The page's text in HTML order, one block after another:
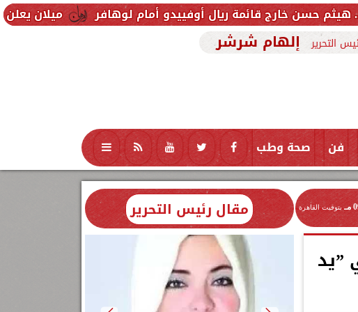
ميلان يعلن فسخ عقد قائمة ريال أوفييدو أمام لوهافر
التحرير إلهام شرشر
فن صحة وطب تكنولوجيا منوعات محافظات
بتوقيت القاهرة
”يد
مقال رئيس التحرير